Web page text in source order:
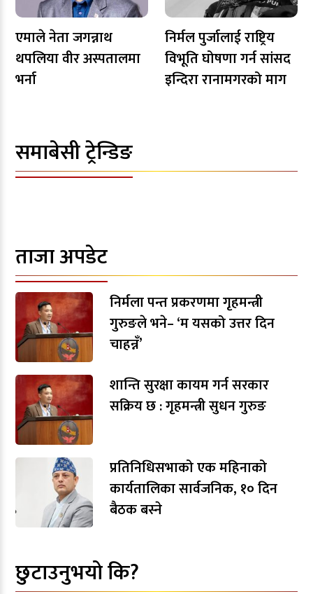
एमाले नेता जगन्नाथ
थपलिया वीर अस्पतालमा
भर्ना
निर्मल पुर्जालाई राष्ट्रिय
विभूति घोषणा गर्न सांसद
इन्दिरा रानामगरको माग
समाबेसी ट्रेन्डिङ
ताजा अपडेट
निर्मला पन्त प्रकरणमा गृहमन्त्री
गुरुङले भने– ‘म यसको उत्तर दिन
चाहन्नँ’
शान्ति सुरक्षा कायम गर्न सरकार
सक्रिय छ : गृहमन्त्री सुधन गुरुङ
प्रतिनिधिसभाको एक महिनाको
कार्यतालिका सार्वजनिक, १० दिन
बैठक बस्ने
छुटाउनुभयो कि?